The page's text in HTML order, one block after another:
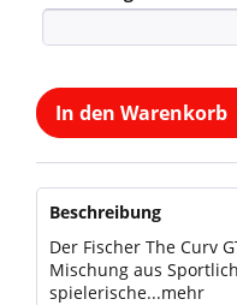
In den Warenkorb
Beschreibung
Der Fischer The Curv
Mischung aus
spielerische...mehr